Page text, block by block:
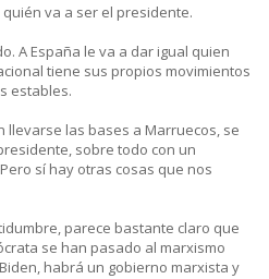
va a ser el presidente.
A España le va a dar igual quien
tiene sus propios movimientos
estables.
llevarse las bases a Marruecos, se
sobre todo con un
sí hay otras cosas que nos
parece bastante claro que
se han pasado al marxismo
habrá un gobierno marxista y